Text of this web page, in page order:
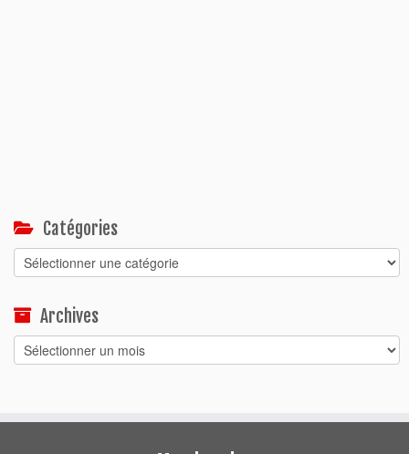
Catégories
Catégories
Archives
Archives